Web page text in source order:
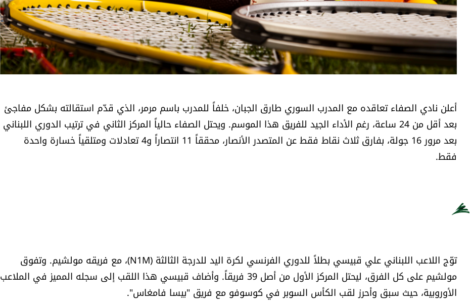
أعلن نادي الصفاء تعاقده مع المدرب السوري طارق الجبان، خلفاً للمدرب باسم مرمر، الذي قدّم استقالته بشكل مفاجئ
بعد أقل من 24 ساعة، رغم الأداء الجيد للفريق هذا الموسم. ويحتل الصفاء حالياً المركز الثاني في ترتيب الدوري اللبناني
بعد مرور 16 جولة، بفارق ثلاث نقاط فقط عن المتصدر الأنصار، محققاً 11 انتصاراً و4 تعادلات ومتلقياً خسارة واحدة
فقط.
توّج اللاعب اللبناني علي قبيسي بطلاً للدوري الفرنسي لكرة اليد للدرجة الثالثة (N1M)، مع فريقه مولشيم. وتفوق
مولشيم على كل الفرق، ليحتل المركز الأول من أصل 39 فريقاً. وأضاف قبيسي هذا اللقب إلى سجله المميز في الملاعب
الأوروبية، حيث سبق وأحرز لقب الكأس السوبر في كوسوفو مع فريق "بيسا فامغاس".